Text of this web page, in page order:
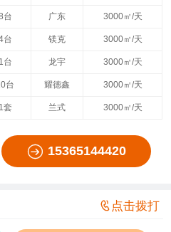
台 广东 3000㎡/天
台 镁克 3000㎡/天
1台 龙宇 3000㎡/天
台 耀德鑫 3000㎡/天
1套 兰式 3000㎡/天
 15365144420
 点击拨打